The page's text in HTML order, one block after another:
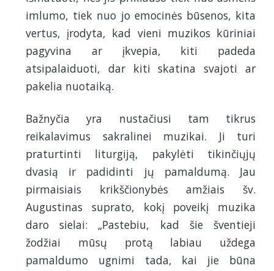
imlumo, tiek nuo jo emocinės būsenos, kita
vertus, įrodyta, kad vieni muzikos kūriniai
pagyvina ar įkvepia, kiti padeda
atsipalaiduoti, dar kiti skatina svajoti ar
pakelia nuotaiką.
Bažnyčia yra nustačiusi tam tikrus
reikalavimus sakralinei muzikai. Ji turi
praturtinti liturgiją, pakylėti tikinčiųjų
dvasią ir padidinti jų pamaldumą. Jau
pirmaisiais krikščionybės amžiais šv.
Augustinas suprato, kokį poveikį muzika
daro sielai: „Pastebiu, kad šie šventieji
žodžiai mūsų protą labiau uždega
pamaldumo ugnimi tada, kai jie būna